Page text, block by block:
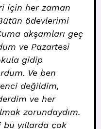
için her zaman
ödevlerimi
akşamları geç
ve Pazartesi
gidip
Ve ben
değildim,
ve her
zorundaydım.
bu yıllarda çok